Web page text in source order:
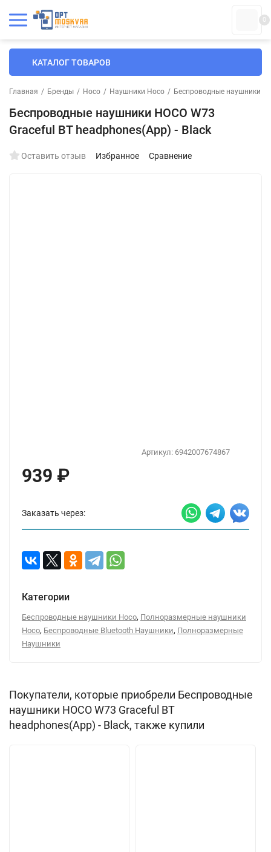
0
КАТАЛОГ ТОВАРОВ
Главная / Бренды / Hoco / Наушники Hoco / Беспроводные наушники
Беспроводные наушники HOCO W73
Graceful BT headphones(App) - Black
Оставить отзыв Избранное Сравнение
Артикул: 6942007674867
939 ₽
Заказать через:
Категории
Беспроводные наушники Hoco, Полноразмерные наушники
Hoco, Беспроводные Bluetooth Наушники, Полноразмерные
Наушники
Покупатели, которые приобрели Беспроводные
наушники HOCO W73 Graceful BT
headphones(App) - Black, также купили